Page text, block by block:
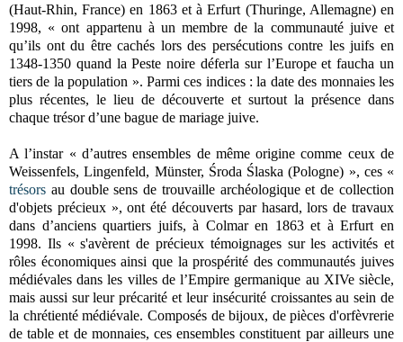
(Haut-Rhin, France) en 1863 et à Erfurt (Thuringe, Allemagne) en
1998, « ont appartenu à un membre de la communauté juive et
qu’ils ont du être cachés lors des persécutions contre les juifs en
1348-1350 quand la Peste noire déferla sur l’Europe et faucha un
tiers de la population ». Parmi ces indices : la date des monnaies les
plus récentes, le lieu de découverte et surtout la présence dans
chaque trésor d’une bague de mariage juive.
A l’instar « d’autres ensembles de même origine comme ceux de
Weissenfels, Lingenfeld, Münster, Środa Ślaska (Pologne) », ces «
trésors au double sens de trouvaille archéologique et de collection
d'objets précieux », ont été découverts par hasard, lors de travaux
dans d’anciens quartiers juifs, à Colmar en 1863 et à Erfurt en
1998. Ils « s'avèrent de précieux témoignages sur les activités et
rôles économiques ainsi que la prospérité des communautés juives
médiévales dans les villes de l’Empire germanique au XIVe siècle,
mais aussi sur leur précarité et leur insécurité croissantes au sein de
la chrétienté médiévale. Composés de bijoux, de pièces d'orfèvrerie
de table et de monnaies, ces ensembles constituent par ailleurs une